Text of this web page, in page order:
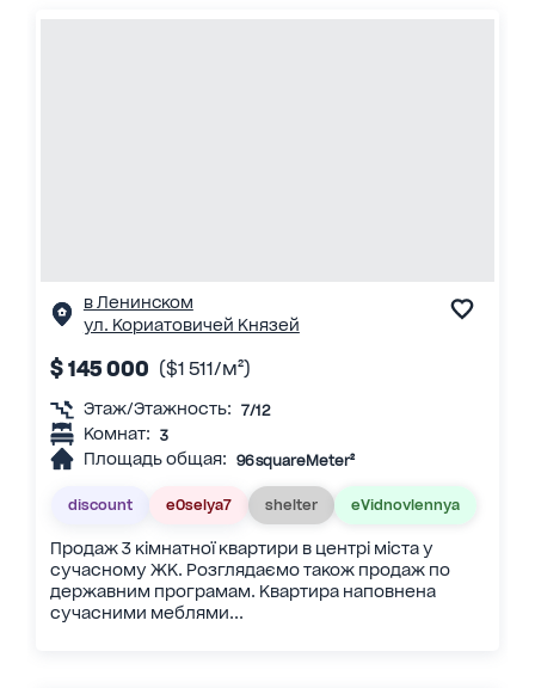
в Ленинском
ул. Кориатовичей Князей
$ 145 000 ($1 511/м²)
Этаж/Этажность: 7/12
Комнат: 3
Площадь общая: 96 squareMeter²
discount eOselya7 shelter eVidnovlennya
Продаж 3 кімнатної квартири в центрі міста у
сучасному ЖК. Розглядаємо також продаж по
державним програмам. Квартира наповнена
сучасними меблями...